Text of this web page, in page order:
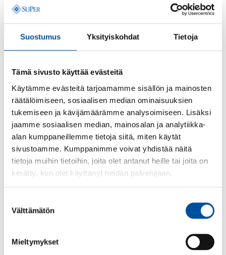
Suostumus Yksityiskohdat Tietoja
Tämä sivusto käyttää evästeitä
Käytämme evästeitä tarjoamamme sisällön ja mainosten
räätälöimiseen, sosiaalisen median ominaisuuksien
tukemiseen ja kävijämäärämme analysoimiseen. Lisäksi
jaamme sosiaalisen median, mainosalan ja analytiikka-
alan kumppaneillemme tietoja siitä, miten käytät
sivustoamme. Kumppanimme voivat yhdistää näitä
tietoja muihin tietoihin, joita olet antanut heille tai joita on
kerätty, kun olet käyttänyt heidän palvelujaan.
valinta
Välttämätön
Mieltymykset
työaikojen liiallisen kuormittavuuden ja sairausajan
Työlainsäädäntö luo sekä työntekijälle että
työnantajalle oikeuksia ja velvollisuuksia työsuhteen
velvollisuudet työsuhteessa.
Joskus voi olla epäselvää, onko sopimussuhteessa
kyse työsuhteesta vai yritystoiminnasta. Jos työn
tekemiseksi laadittu sopimus on otsikoitu muuksi
kuintyösopimukseksi, kannattaa sinun tarkistaa
SuPerin edunvalvonnasta täyttyvätkö työsuhteen
edellytykset.